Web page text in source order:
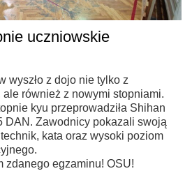
uczniowskie
wyszło z dojo nie tylko z
również z nowymi stopniami.
kyu przeprowadziła Shihan
DAN. Zawodnicy pokazali swoją
kata oraz wysoki poziom
zdanego egzaminu! OSU!